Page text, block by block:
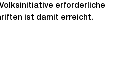
erforderliche
ist damit erreicht.